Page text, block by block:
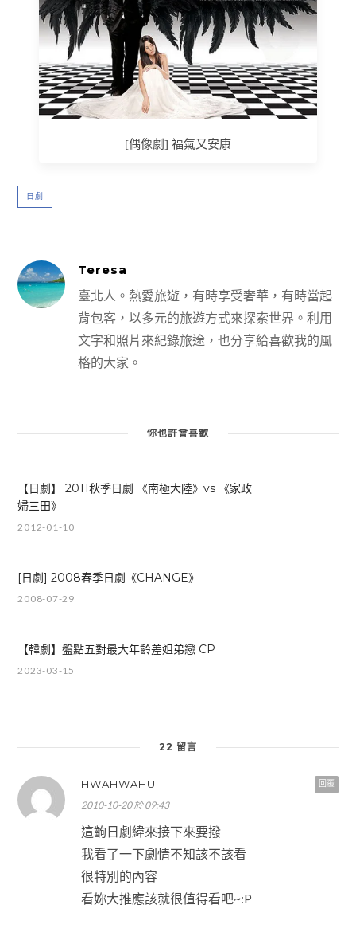
[偶像劇] 福氣又安康
日劇
Teresa
臺北人。熱愛旅遊，有時享受奢華，有時當起
背包客，以多元的旅遊方式來探索世界。利用
文字和照片來紀錄旅途，也分享給喜歡我的風
格的大家。
你也許會喜歡
【日劇】 2011秋季日劇 《南極大陸》vs 《家政
婦三田》
2012-01-10
[日劇] 2008春季日劇《CHANGE》
2008-07-29
【韓劇】盤點五對最大年齡差姐弟戀 CP
2023-03-15
22 留言
回覆
HWAHWAHU
2010-10-20 於 09:43
這齣日劇緯來接下來要撥
我看了一下劇情不知該不該看
很特別的內容
看妳大推應該就很值得看吧~:P